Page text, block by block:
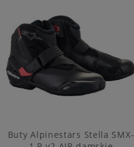
Buty Alpinestars Stella SMX-